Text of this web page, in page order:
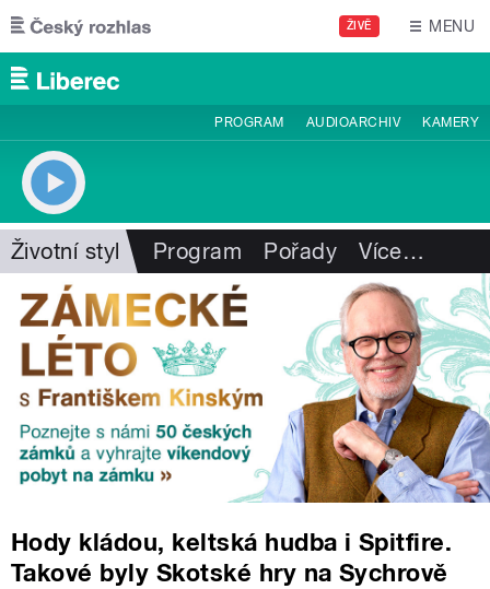
Přejít k hlavnímu obsahu
ŽIVĚ MENU
PROGRAM AUDIOARCHIV KAMERY
Životní styl Program Pořady Více…
Hody kládou, keltská hudba i Spitfire.
Takové byly Skotské hry na Sychrově